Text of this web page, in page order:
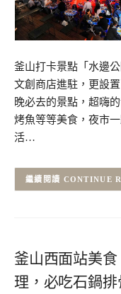
釜山打卡景點「水邊
文創商店進駐，更設
晚必去的景點，超嗨
烤魚等等美食，夜市
活…
CONTINUE
釜山西面站美
理，必吃石鍋排